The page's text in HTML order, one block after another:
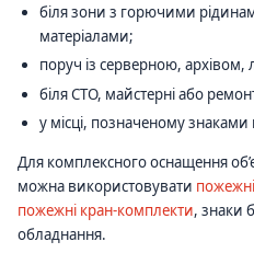
біля зони з горючими
матеріалами;
поруч із серверною,
біля СТО, майстерні або
у місці, позначеному
Для комплексного оснащення
можна використовувати
пожежні кран-комплекти, знаки
обладнання.